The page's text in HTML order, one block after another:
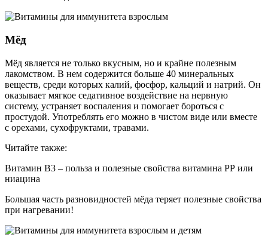
Мёд
Мёд является не только вкусным, но и крайне полезным
лакомством. В нем содержится больше 40 минеральных
веществ, среди которых калий, фосфор, кальций и натрий. Он
оказывает мягкое седативное воздействие на нервную
систему, устраняет воспаления и помогает бороться с
простудой. Употреблять его можно в чистом виде или вместе
с орехами, сухофруктами, травами.
Читайте также:
Витамин В3 – польза и полезные свойства витамина РР или
ниацина
Большая часть разновидностей мёда теряет полезные свойства
при нагревании!